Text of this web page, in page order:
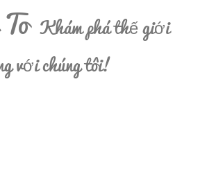
Khám phá thế giới
với chúng tôi!